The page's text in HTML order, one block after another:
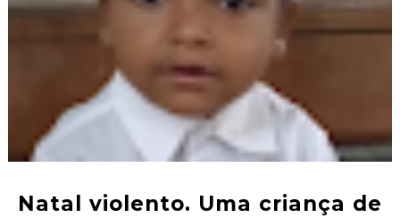
Natal violento. Uma criança de